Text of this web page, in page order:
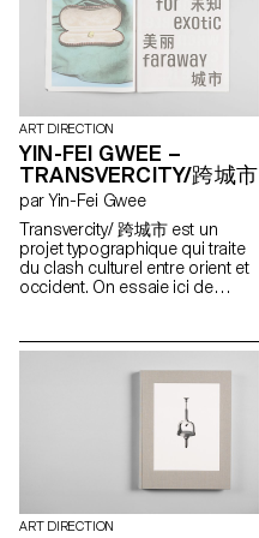
autoroutes à seize voies, à la
manières de villes comme Los
Angeles, et où il est fréquent de
rouler des heures pour aller
travailler dans l'émirat voisin.
compétition pour avoir la plus
incroyable fait rage et ce jusque
dans les inscriptions des
plaques d'immatriculation. La
voiture est une manière de
s'affirmer, de draguer, et bien
entendu d'afficher sa classe
sociale dans un monde où il
est interdit d'approcher
directement une femme et où
les femmes, est de rigueur. J'ai
voulu documenter la soudaine
modernisation des E.A.U. et sa
conséquence sur les culture
nomade et ornementale, qui
sont l'héritage ancestral propre
à ces pays. Entre désert et
Gotham City, Islam et pouvoir
ART DIRECTION
YIN-FEI GWEE –
TRANSVERCITY/跨城市
par Yin-Fei Gwee
Transvercity/ 跨城市 est un
projet typographique qui traite
du clash culturel entre orient et
occident. On essaie ici de
recherche d'exotisme. L'herbe
voisin? Transvercity explore le
phénomène de distance et sa
représentation abstraite. Pour
ce faire, une police de
à casse unique et trouve son
origine dans la hauteur fixe des
ART DIRECTION